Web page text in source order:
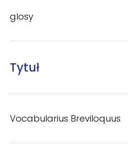
glosy
Tytuł
Vocabularius Breviloquus